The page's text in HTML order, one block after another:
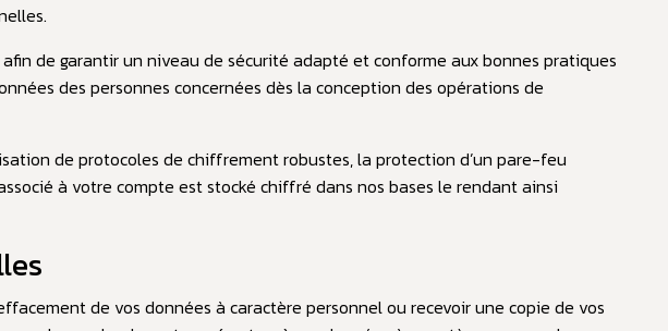
de garantir un niveau de sécurité adapté et conforme aux bonnes pratiques
des personnes concernées dès la conception des opérations de
de protocoles de chiffrement robustes, la protection d’un pare-feu
à votre compte est stocké chiffré dans nos bases le rendant ainsi
de vos données à caractère personnel ou recevoir une copie de vos